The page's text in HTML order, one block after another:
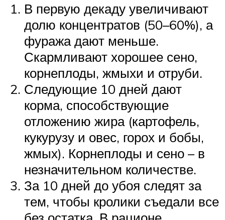
В первую декаду увеличивают
долю концентратов (50–60%), а
фуража дают меньше.
Скармливают хорошее сено,
корнеплоды, жмыхи и отруби.
Следующие 10 дней дают
корма, способствующие
отложению жира (картофель,
кукурузу и овес, горох и бобы,
жмых). Корнеплоды и сено – в
незначительном количестве.
За 10 дней до убоя следят за
тем, чтобы кролики съедали все